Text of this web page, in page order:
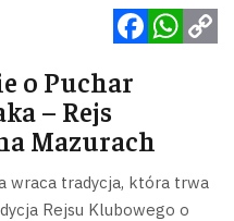
o Puchar
– Rejs
Mazurach
wraca tradycja, która trwa
Rejsu Klubowego o